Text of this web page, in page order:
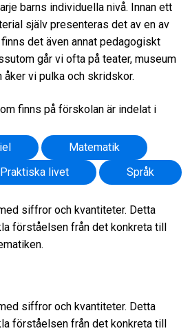
barns individuella nivå. Innan ett
själv presenteras det av en av
det även annat pedagogiskt
går vi ofta på teater, museum
vi pulka och skridskor.
finns på förskolan är indelat i
Matematik
Praktiska livet Språk
siffror och kvantiteter. Detta
förståelsen från det konkreta till
siffror och kvantiteter. Detta
förståelsen från det konkreta till